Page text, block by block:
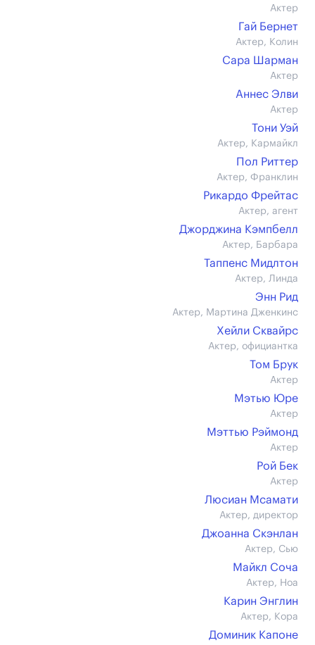
Актер
Гай Бернет
Актер, Колин
Сара Шарман
Актер
Аннес Элви
Актер
Тони Уэй
Актер, Кармайкл
Пол Риттер
Актер, Франклин
Рикардо Фрейтас
Актер, агент
Джорджина Кэмпбелл
Актер, Барбара
Таппенс Мидлтон
Актер, Линда
Энн Рид
Актер, Мартина Дженкинс
Хейли Сквайрс
Актер, официантка
Том Брук
Актер
Мэтью Юре
Актер
Мэттью Рэймонд
Актер
Рой Бек
Актер
Люсиан Мсамати
Актер, директор
Джоанна Скэнлан
Актер, Сью
Майкл Соча
Актер, Ноа
Карин Энглин
Актер, Кора
Доминик Капоне